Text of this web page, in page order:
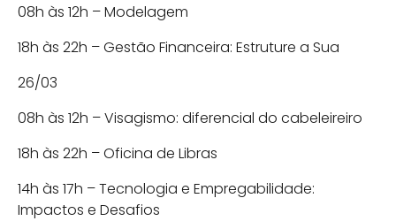
08h às 12h – Modelagem
18h às 22h – Gestão Financeira: Estruture a Sua
26/03
08h às 12h – Visagismo: diferencial do cabeleireiro
18h às 22h – Oficina de Libras
14h às 17h – Tecnologia e Empregabilidade:
Impactos e Desafios